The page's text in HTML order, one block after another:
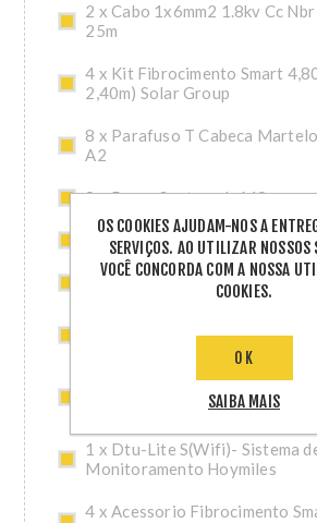
2 x Cabo 1x6mm2 1.8kv Cc
25m
4 x Kit Fibrocimento Smart
2,40m) Solar Group
8 x Parafuso T Cabeca
A2
8 x Porca Sextavada M8
4 x Conector Hoymiles (Hms)
2 x Tampa Final Femea
3 x Ferramenta de
1 x Dtu-Lite S(Wifi)- Sistema
Monitoramento Hoymiles
4 x Acessorio Fibrocimento
OS COOKIES AJUDAM-NOS A
SERVIÇOS. AO UTILIZAR NOSSOS
VOCÊ CONCORDA COM A NOSSA
COOKIES.
OK
SAIBA MAIS